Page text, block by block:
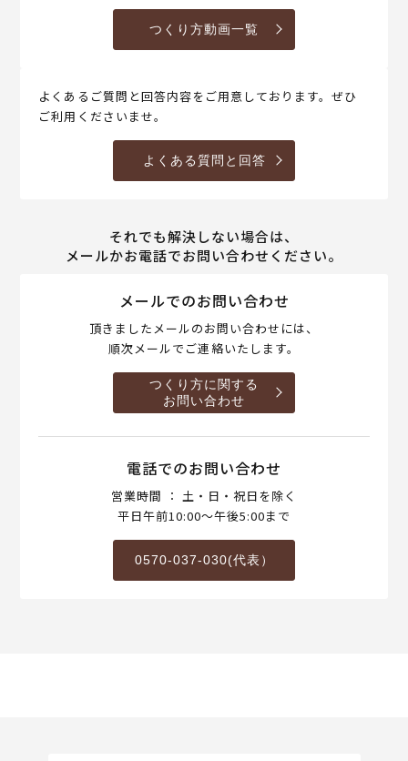
つくり方動画一覧
よくあるご質問と回答内容をご用意しております。ぜひ
ご利用くださいませ。
よくある質問と回答
それでも解決しない場合は、
メールかお電話でお問い合わせください。
メールでのお問い合わせ
頂きましたメールのお問い合わせには、
順次メールでご連絡いたします。
つくり方に関する
お問い合わせ
電話でのお問い合わせ
営業時間 ： 土・日・祝日を除く
平日午前10:00～午後5:00まで
0570-037-030(代表）